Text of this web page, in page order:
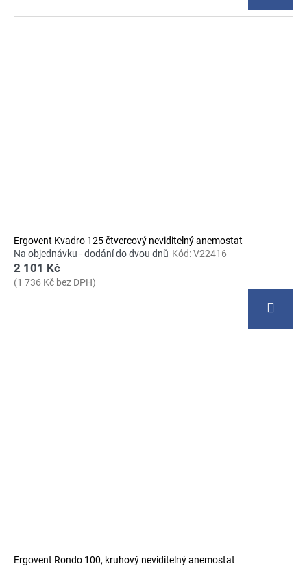
Ergovent Kvadro 125 čtvercový neviditelný anemostat
Na objednávku - dodání do dvou dnů Kód:V22416
2 101 Kč
(1 736 Kč bez DPH)
Ergovent Rondo 100, kruhový neviditelný anemostat